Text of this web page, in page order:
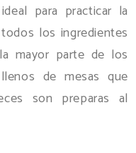
para practicar la
los ingredientes
mayor parte de los
de mesas que
son preparas al